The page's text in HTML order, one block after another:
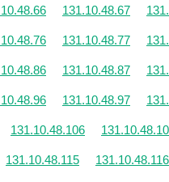
131.10.48.67
131.10.48.77
131.10.48.87
131.10.48.97
131.10.48.106
131.10.48.115 131.10.48.116